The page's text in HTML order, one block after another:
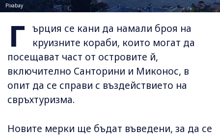
Pixabay
Г
ърция се кани да намали броя на
круизните кораби, които могат да
посещават част от островите й,
включително Санторини и Миконос, в
опит да се справи с въздействието на
свръхтуризма.
Новите мерки ще бъдат въведени, за да се